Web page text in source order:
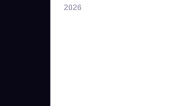
2026